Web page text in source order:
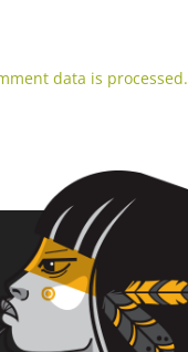
data is processed.